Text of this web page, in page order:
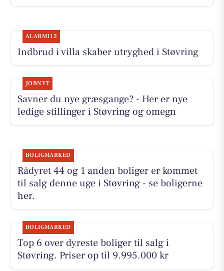
ALARM112
Indbrud i villa skaber utryghed i Støvring
JOBNYT
Savner du nye græsgange? - Her er nye
ledige stillinger i Støvring og omegn
BOLIGMARKED
Rådyret 44 og 1 anden boliger er kommet
til salg denne uge i Støvring - se boligerne
her.
BOLIGMARKED
Top 6 over dyreste boliger til salg i
Støvring. Priser op til 9.995.000 kr